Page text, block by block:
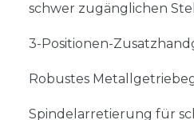
schwer zugänglichen
3-Positionen-
Robustes
Spindelarretierung für